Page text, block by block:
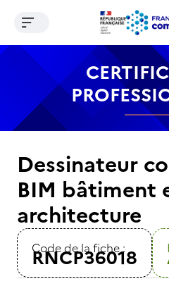
Contenu Recherche
Ouvrir le menu de
Dessinateur
BIM bâtiment
architecture
Code de la fiche :
RNCP36018